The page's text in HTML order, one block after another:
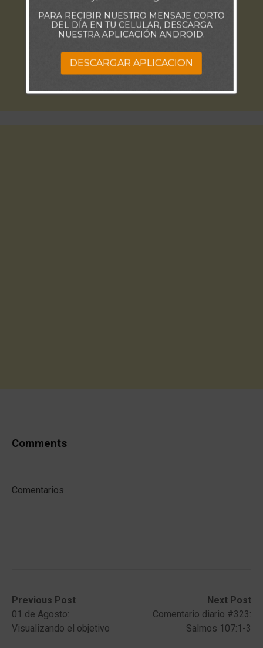
Comments
Comentarios
Post
navigation
Previous Post
Previous
post:01 de Agosto:
Visualizando el objetivo
Next Post
Next
post:
Comentario diario #323:
Salmos 107:1-3
PARA RECIBIR NUESTRO MENSAJE CORTO
DEL DÍA EN TU CELULAR, DESCARGA
NUESTRA APLICACIÓN ANDROID.
DESCARGAR APLICACION